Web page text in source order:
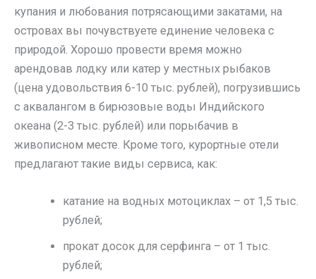
купания и любования потрясающими закатами, на
островах вы почувствуете единение человека с
природой. Хорошо провести время можно
арендовав лодку или катер у местных рыбаков
(цена удовольствия 6-10 тыс. рублей), погрузившись
с аквалангом в бирюзовые воды Индийского
океана (2-3 тыс. рублей) или порыбачив в
живописном месте. Кроме того, курортные отели
предлагают такие виды сервиса, как:
катание на водных мотоциклах – от 1,5 тыс.
рублей;
прокат досок для серфинга – от 1 тыс.
рублей;